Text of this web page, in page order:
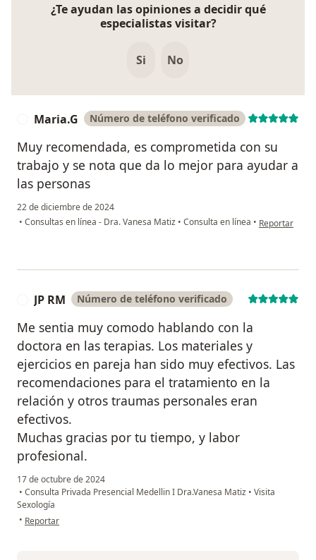
¿Te ayudan las opiniones a decidir qué
especialistas visitar?
Si No
Maria.G Número de teléfono verificado
Muy recomendada, es comprometida con su
trabajo y se nota que da lo mejor para ayudar a
las personas
22 de diciembre de 2024
• Consultas en línea - Dra. Vanesa Matiz • Consulta en línea • en opinión
Reportar
JP RM Número de teléfono verificado
Me sentia muy comodo hablando con la
doctora en las terapias. Los materiales y
ejercicios en pareja han sido muy efectivos. Las
recomendaciones para el tratamiento en la
relación y otros traumas personales eran
efectivos.
Muchas gracias por tu tiempo, y labor
profesional.
17 de octubre de 2024
• Consulta Privada Presencial Medellin I Dra.Vanesa Matiz • Visita
Sexología
• en opinión del usuario JP RM
Reportar